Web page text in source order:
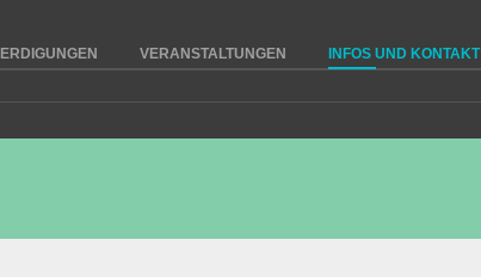
VERANSTALTUNGEN INFOS UND KONTAKT